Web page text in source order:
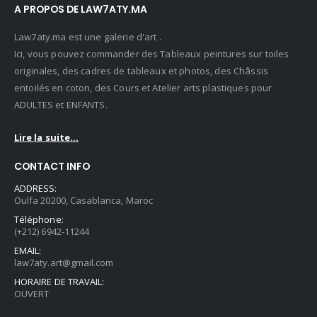
A PROPOS DE LAW7ATY.MA
Law7aty.ma est une galerie d'art .
Ici, vous pouvez commander des Tableaux peintures sur toiles
originales, des cadres de tableaux et photos, des Châssis
entoilés en coton, des Cours et Atelier arts plastiques pour
ADULTES et ENFANTS.
Lire la suite...
CONTACT INFO
ADDRESS:
Oulfa 20200, Casablanca, Maroc
Téléphone:
(+212) 6942-11244
EMAIL:
law7aty.art@gmail.com
HORAIRE DE TRAVAIL:
OUVERT